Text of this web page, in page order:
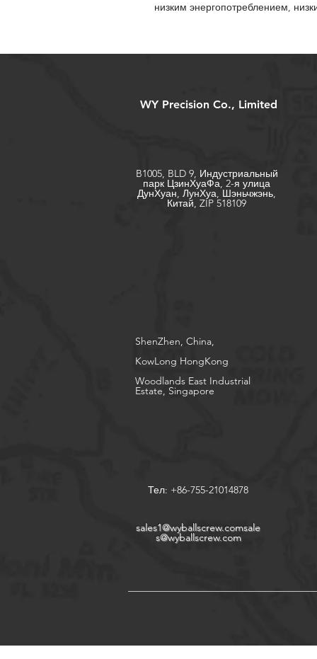
низким энергопотреблением,
WY Precision Co., Limited
B1005, BLD 9, Индустриальный
парк ЦзинХуаФа, 2-я улица
ДунХуан, ЛунХуа, Шэньчжэнь,
Китай, ZIP 518109
ShenZhen, China,
KowLong HongKong​
Woodlands East Industrial
Estate, Singapore
Тел: +86-755-21014878
sales1@wyballscrew.comsale
s@wyballscrew.com